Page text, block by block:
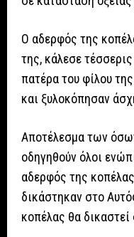
Ο αδερφός της
της, κάλεσε
πατέρα του φίλου
και ξυλοκόπησαν
Αποτέλεσμα των
οδηγηθούν όλοι
αδερφός της
δικάστηκαν στο
κοπέλας θα